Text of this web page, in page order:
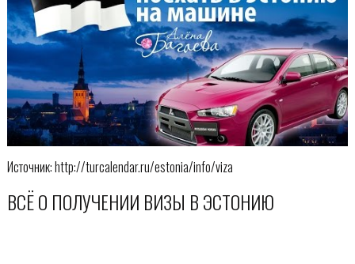
Источник: http://turcalendar.ru/estonia/info/viza
ВСЁ О ПОЛУЧЕНИИ ВИЗЫ В ЭСТОНИЮ